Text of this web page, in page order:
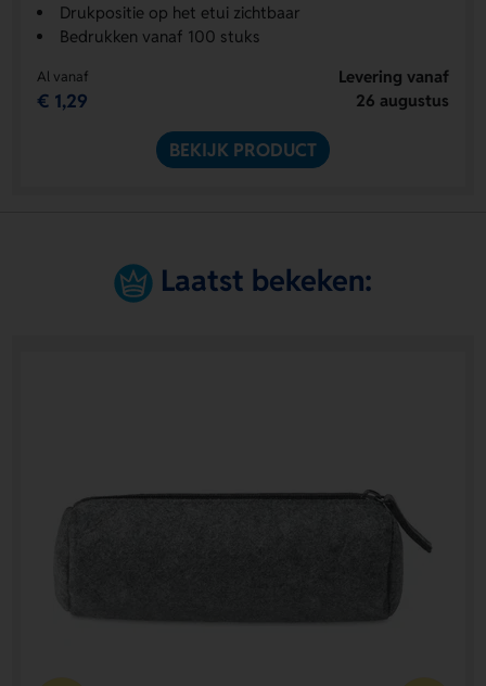
Drukpositie op het etui zichtbaar
Bedrukken vanaf 100 stuks
Al vanaf
€ 1,29
Levering vanaf
26 augustus
BEKIJK PRODUCT
Laatst bekeken: